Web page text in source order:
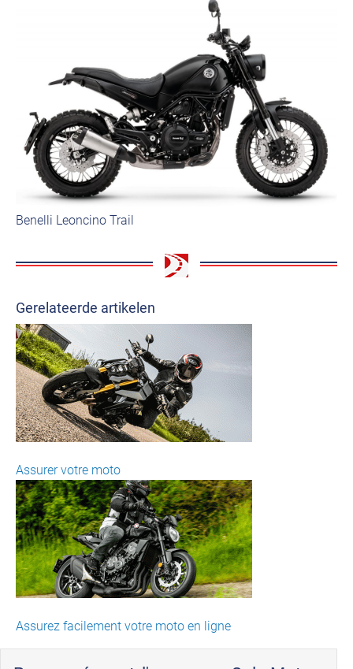
Benelli Leoncino Trail
Gerelateerde artikelen
Assurer votre moto
Assurez facilement votre moto en ligne